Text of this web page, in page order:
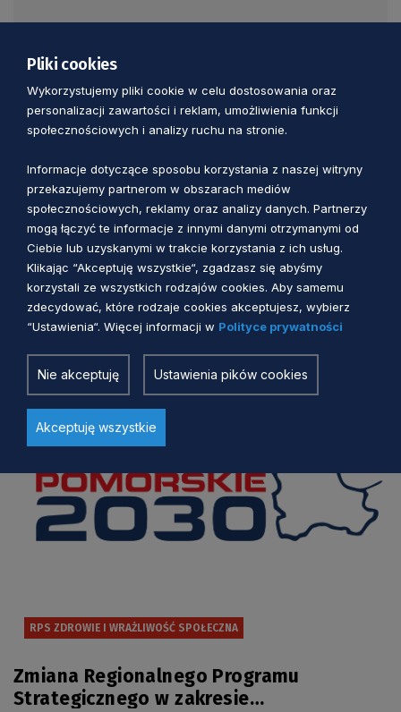
• Załącznik nr 1 do Raportu: Tabela uwag
zgłoszonych w ramach konsultacji.
• Załącznik nr 2 do Raportu: Ogłoszenie
prasowe o konsultacjach.
Zobacz również
RPS ZDROWIE I WRAŻLIWOŚĆ SPOŁECZNA
Zmiana Regionalnego Programu
Strategicznego w zakresie
Pliki cookies
Wykorzystujemy pliki cookie w celu dostosowania oraz
personalizacji zawartości i reklam, umożliwienia funkcji
społecznościowych i analizy ruchu na stronie.
Informacje dotyczące sposobu korzystania z naszej witryny
przekazujemy partnerom w obszarach mediów
społecznościowych, reklamy oraz analizy danych. Partnerzy
mogą łączyć te informacje z innymi danymi otrzymanymi od
Ciebie lub uzyskanymi w trakcie korzystania z ich usług.
Klikając “Akceptuję wszystkie“, zgadzasz się abyśmy
korzystali ze wszystkich rodzajów cookies. Aby samemu
zdecydować, które rodzaje cookies akceptujesz, wybierz
“Ustawienia“. Więcej informacji w Polityce prywatności
Nie akceptuję Ustawienia pików cookies
Akceptuję wszystkie